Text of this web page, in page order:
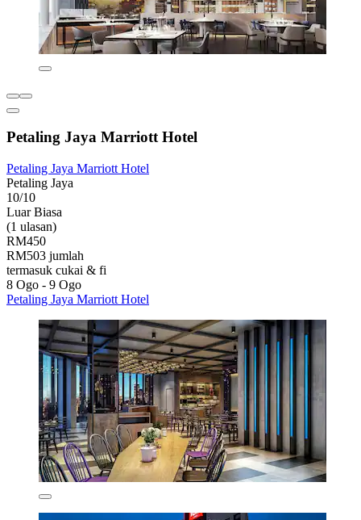
Petaling Jaya Marriott Hotel
Petaling Jaya Marriott Hotel
Petaling Jaya
10/10
Luar Biasa
(1 ulasan)
RM450
RM503 jumlah
termasuk cukai & fi
8 Ogo - 9 Ogo
Petaling Jaya Marriott Hotel